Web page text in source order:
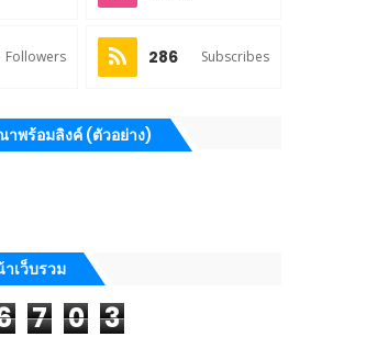
Followers 286 Subscribes
พร้อมลิงค์ (ตัวอย่าง)
เว็บรวม
7 0 3